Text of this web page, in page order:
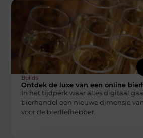
Builds
Ontdek de luxe van een online
In het tijdperk waar alles digitaal
bierhandel een nieuwe dimensie
voor de bierliefhebber.